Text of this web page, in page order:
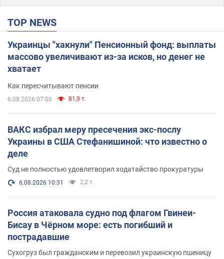
TOP NEWS
Украинцы "хакнули" Пенсионный фонд: выплаты
массово увеличивают из-за исков, но денег не
хватает
Как пересчитывают пенсии
6.08.2026 07:00 81,9 т.
ВАКС избрал меру пресечения экс-послу
Украины в США Стефанишиной: что известно о
деле
Суд не полностью удовлетворил ходатайство прокуратуры
6.08.2026 10:31 2,2 т.
Россия атаковала судно под флагом Гвинеи-
Бисау в Чёрном море: есть погибший и
пострадавшие
Сухогруз был гражданским и перевозил украинскую пшеницу